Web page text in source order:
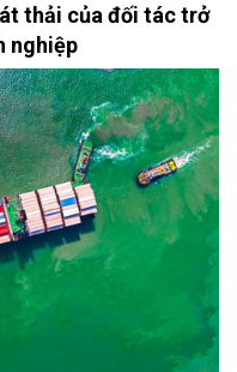
thải của đối tác trở
nghiệp